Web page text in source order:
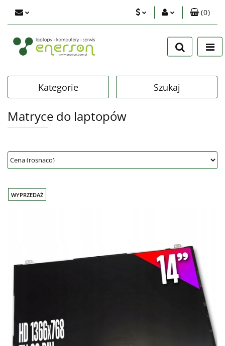
Zaloguj się
Zarejestruj się
Zgody cookies
(0)
Kategorie Szukaj
Matryce do laptopów
WYPRZEDAŻ